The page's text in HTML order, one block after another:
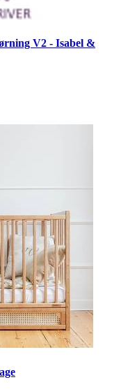
V2 - Isabel &